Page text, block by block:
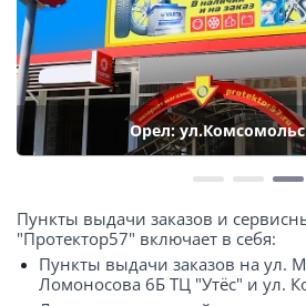
Орел:
Пункты выдачи заказов и
"Протектор57" включает в себя:
Пункты выдачи заказов на ул.
Ломоносова 6Б ТЦ "Утёс" и ул.